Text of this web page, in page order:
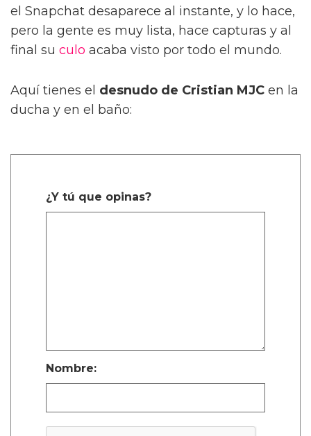
el Snapchat desaparece al instante, y lo hace,
pero la gente es muy lista, hace capturas y al
final su culo acaba visto por todo el mundo.
Aquí tienes el desnudo de Cristian MJC en la
ducha y en el baño:
¿Y tú que opinas?
Nombre: